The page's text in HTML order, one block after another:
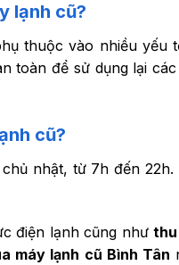
lạnh cũ?
thuộc vào nhiều
toàn để sử dụng lại
cũ?
nhật, từ 7h đến
điện lạnh cũng nhưthu
máy lạnh cũ Bình Tân